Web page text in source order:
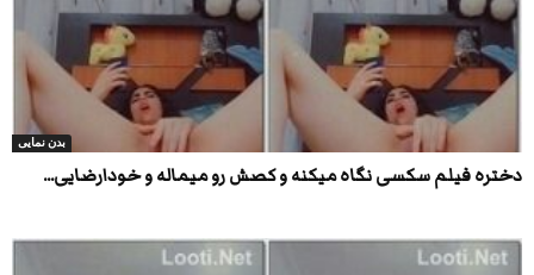
بدن نمایی
دختره فیلم سکسی نگاه میکنه و کصش رو میماله و خودارضایی...